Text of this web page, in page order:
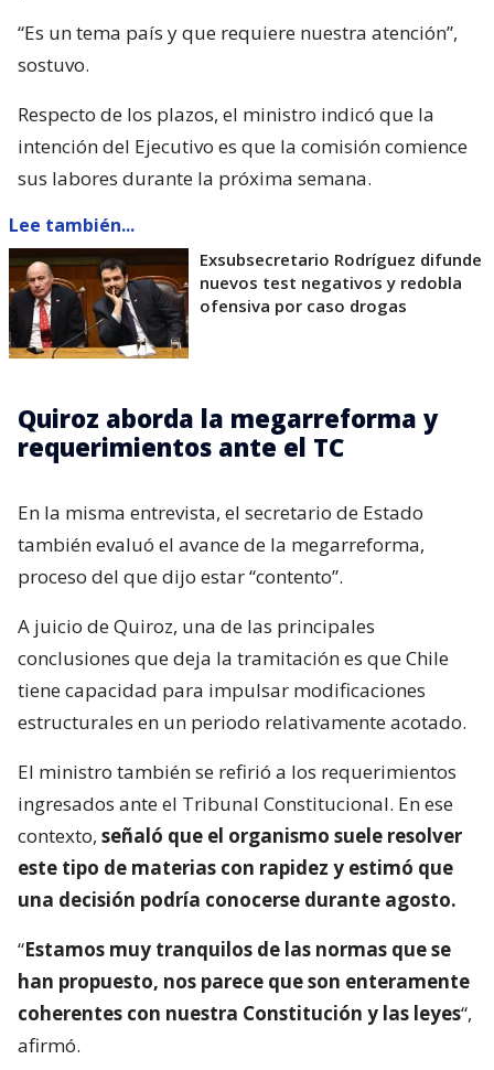
“Es un tema país y que requiere nuestra atención”,
sostuvo.
Respecto de los plazos, el ministro indicó que la
intención del Ejecutivo es que la comisión comience
sus labores durante la próxima semana.
Lee también...
Exsubsecretario Rodríguez difunde
nuevos test negativos y redobla
ofensiva por caso drogas
Quiroz aborda la megarreforma y
requerimientos ante el TC
En la misma entrevista, el secretario de Estado
también evaluó el avance de la megarreforma,
proceso del que dijo estar “contento”.
A juicio de Quiroz, una de las principales
conclusiones que deja la tramitación es que Chile
tiene capacidad para impulsar modificaciones
estructurales en un periodo relativamente acotado.
El ministro también se refirió a los requerimientos
ingresados ante el Tribunal Constitucional. En ese
contexto, señaló que el organismo suele resolver
este tipo de materias con rapidez y estimó que
una decisión podría conocerse durante agosto.
“Estamos muy tranquilos de las normas que se
han propuesto, nos parece que son enteramente
coherentes con nuestra Constitución y las leyes“,
afirmó.